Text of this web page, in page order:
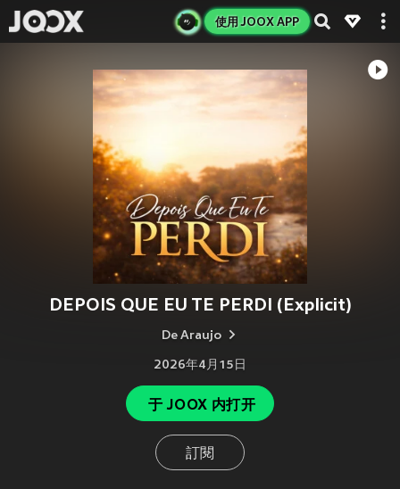
使用 JOOX APP
DEPOIS QUE EU TE PERDI (Explicit)
De Araujo
2026年4月15日
于 JOOX 内打开
訂閱